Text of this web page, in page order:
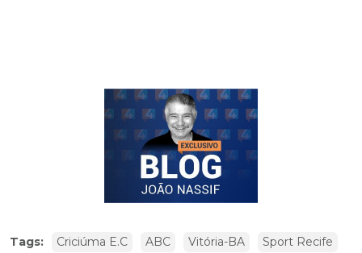
Tags: Criciúma E.C ABC Vitória-BA
Sport Recife